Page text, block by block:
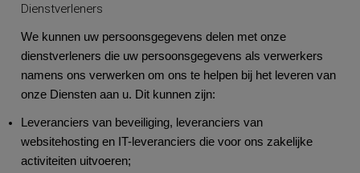
Dienstverleners
We kunnen uw persoonsgegevens delen met onze
dienstverleners die uw persoonsgegevens als verwerkers
namens ons verwerken om ons te helpen bij het leveren van
onze Diensten aan u. Dit kunnen zijn:
Leveranciers van beveiliging, leveranciers van
websitehosting en IT-leveranciers die voor ons zakelijke
activiteiten uitvoeren;